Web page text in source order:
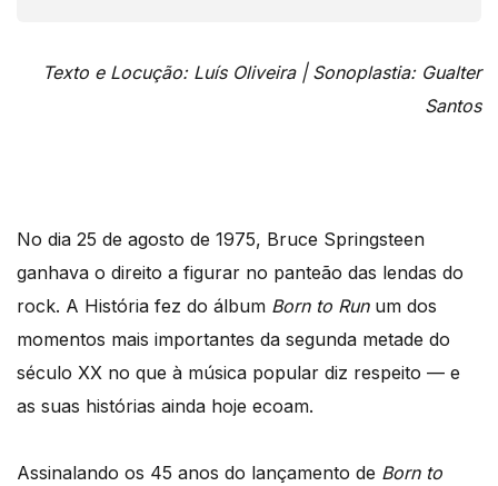
Texto eLocução: Luís Oliveira | Sonoplastia: Gualter
Santos
No dia 25 de agosto de 1975, Bruce Springsteen
ganhava o direito a figurar no panteão das lendas do
rock. A História fez do álbum Born to Runum dos
momentos mais importantes da segunda metade do
século XX no que à música popular diz respeito — e
as suas histórias ainda hoje ecoam.
Assinalando os 45 anos do lançamento de Born to